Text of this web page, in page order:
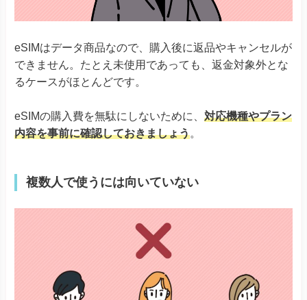
eSIMはデータ商品なので、購入後に返品やキャンセルが
できません。たとえ未使用であっても、返金対象外とな
るケースがほとんどです。
eSIMの購入費を無駄にしないために、 対応機種やプラン
内容を事前に確認しておきましょう。
複数人で使うには向いていない